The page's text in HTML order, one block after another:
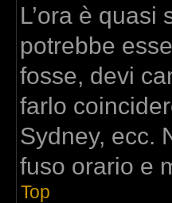
L’ora è quasi
potrebbe
fosse, devi
farlo
Sydney, ecc.
fuso orario e
Top